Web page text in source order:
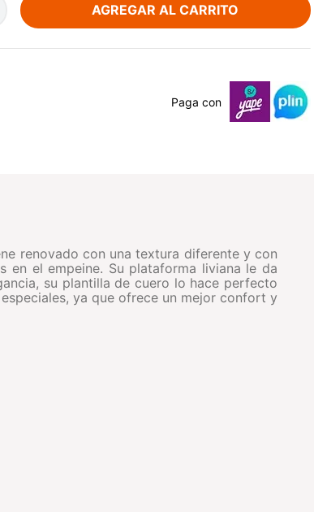
AGREGAR AL CARRITO
Paga con
renovado con una textura diferente y con
en el empeine. Su plataforma liviana le da
su plantilla de cuero lo hace perfecto
ya que ofrece un mejor confort y